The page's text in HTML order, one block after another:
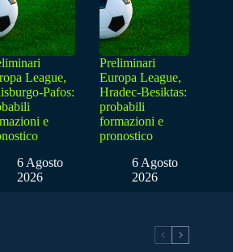
League,
Pafos:
e
6 Agosto
2026
Preliminari
Europa League,
Hradec-Besiktas:
probabili
formazioni e
pronostico
6 Agosto
2026